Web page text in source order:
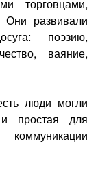
торговцами,
Они развивали
поэзию,
ваяние,
люди могли
простая для